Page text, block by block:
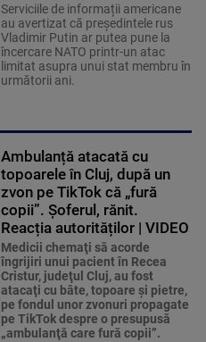
Serviciile de informații americane
au avertizat că președintele rus
Vladimir Putin ar putea pune la
încercare NATO printr-un atac
limitat asupra unui stat membru în
următorii ani.
Ambulanță atacată cu
topoarele în Cluj, după un
zvon pe TikTok că „fură
copii”. Șoferul, rănit.
Reacția autorităților | VIDEO
Medicii chemaţi să acorde
îngrijiri unui pacient în Recea
Cristur, judeţul Cluj, au fost
atacaţi cu bâte, topoare şi pietre,
pe fondul unor zvonuri propagate
pe TikTok despre o presupusă
„ambulanţă care fură copii”.